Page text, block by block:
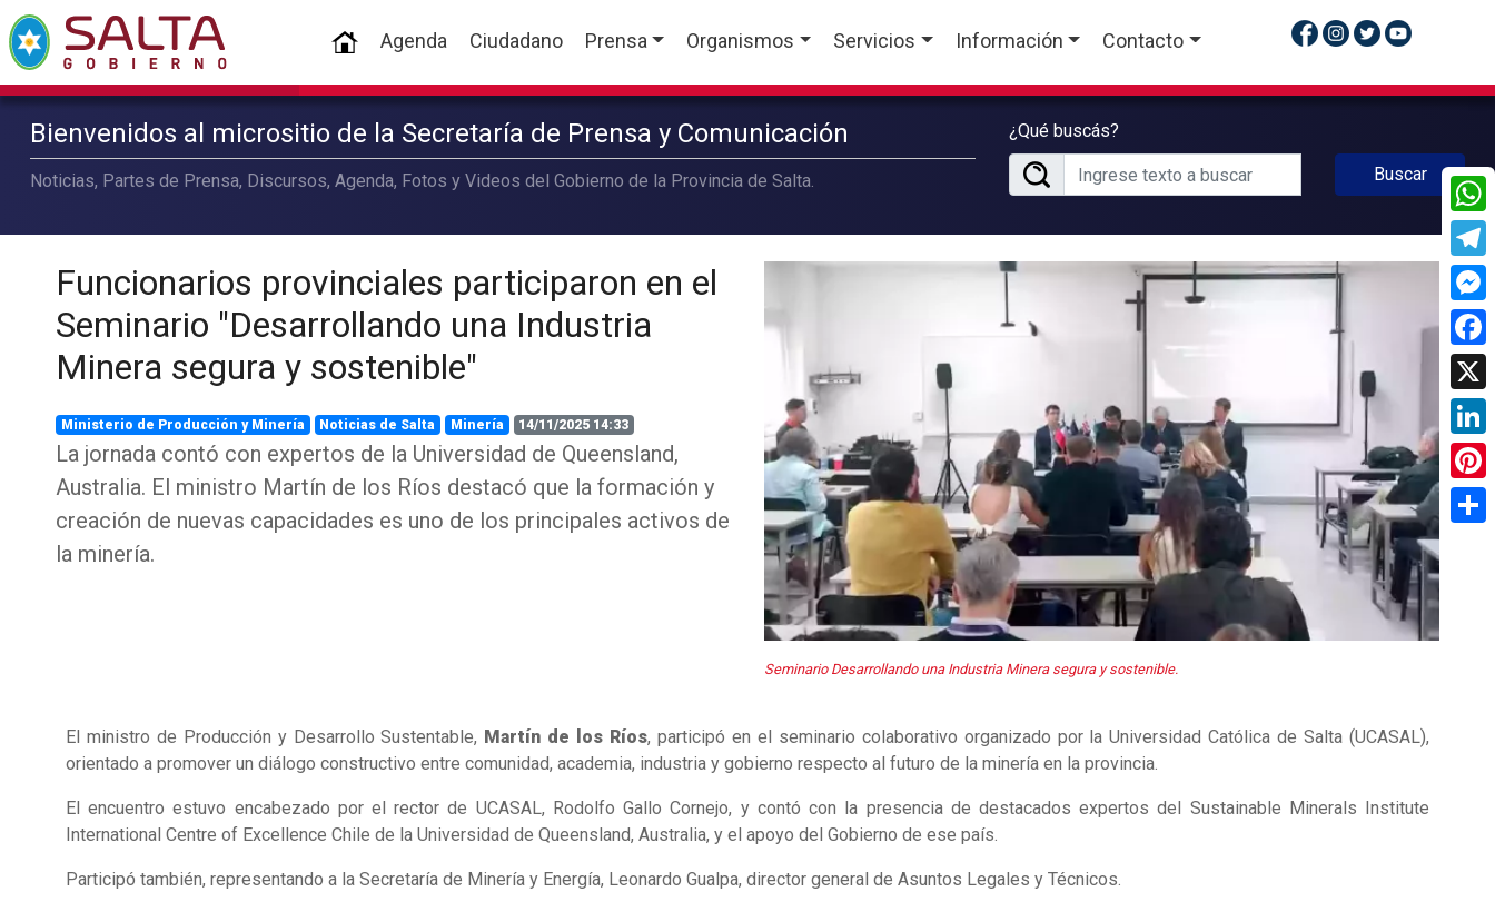
(current)
Agenda Ciudadano Prensa Organismos Servicios Información Contacto
Bienvenidos al micrositio de la Secretaría de Prensa y Comunicación
Noticias, Partes de Prensa, Discursos, Agenda, Fotos y Videos del Gobierno de la Provincia de Salta.
¿Qué buscás?
Buscar
Funcionarios provinciales participaron en el
Seminario "Desarrollando una Industria
Minera segura y sostenible"
Ministerio de Producción y Minería Noticias de Salta Minería 14/11/2025 14:33
La jornada contó con expertos de la Universidad de Queensland,
Australia. El ministro Martín de los Ríos destacó que la formación y
creación de nuevas capacidades es uno de los principales activos de
la minería.
Seminario Desarrollando una Industria Minera segura y sostenible.
El ministro de Producción y Desarrollo Sustentable, Martín de los Ríos, participó en el seminario colaborativo organizado por la Universidad Católica de Salta (UCASAL),
orientado a promover un diálogo constructivo entre comunidad, academia, industria y gobierno respecto al futuro de la minería en la provincia.
El encuentro estuvo encabezado por el rector de UCASAL, Rodolfo Gallo Cornejo, y contó con la presencia de destacados expertos del Sustainable Minerals Institute
International Centre of Excellence Chile de la Universidad de Queensland, Australia, y el apoyo del Gobierno de ese país.
Participó también, representando a la Secretaría de Minería y Energía, Leonardo Gualpa, director general de Asuntos Legales y Técnicos.
X